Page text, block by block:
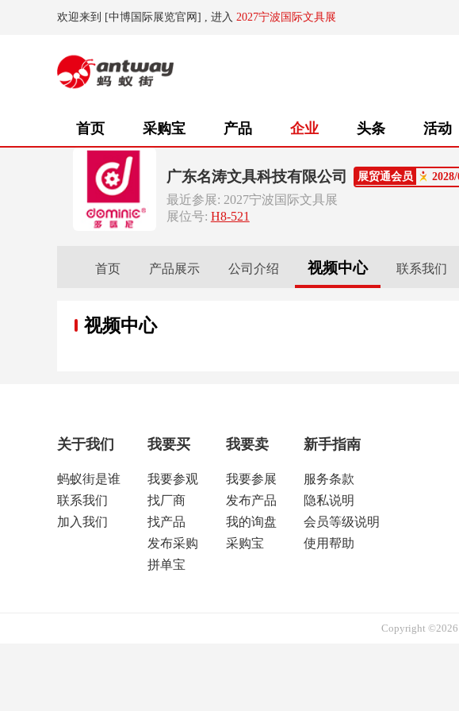
欢迎来到 [中博国际展览官网] , 进入 2027宁波国际文具展
首页 采购宝 产品 企业 头条 活动
广东名涛文具科技有限公司 展贸通会员
最近参展: 2027宁波国际文具展
展位号: H8-521
首页 产品展示 公司介绍 视频中心 联系我们
视频中心
关于我们
蚂蚁街是谁
联系我们
加入我们
我要买
我要参观
找厂商
找产品
发布采购
拼单宝
我要卖
我要参展
发布产品
我的询盘
采购宝
新手指南
服务条款
隐私说明
会员等级说明
使用帮助
Copyright